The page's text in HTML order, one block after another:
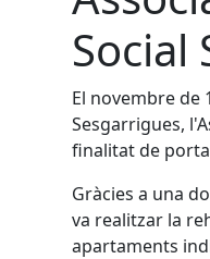
Social
El novembre de
Sesgarrigues,
finalitat de
Gràcies a una
va realitzar la
apartaments